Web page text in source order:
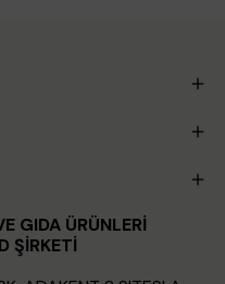
GIDA ÜRÜNLERİ
ŞİRKETİ